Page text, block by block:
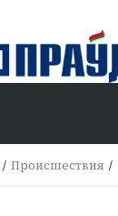
Происшествия